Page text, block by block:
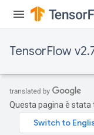
TensorFlow
Questa pagina è stata